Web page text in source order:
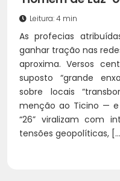
Leitura: 4 min
As profecias
ganhar tração nas
aproxima. Versos
suposto “grande
sobre locais
menção ao Ticino —
“26” viralizam com
tensões geopolíticas,